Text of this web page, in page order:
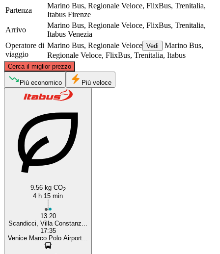
Partenza
Marino Bus, Regionale Veloce, FlixBus, Trenitalia,
Itabus Firenze
Arrivo
Marino Bus, Regionale Veloce, FlixBus, Trenitalia,
Itabus Venezia
Operatore di
viaggio
Marino Bus, Regionale Veloce Vedi
Marino Bus,
Regionale Veloce, FlixBus, Trenitalia, Itabus
Cerca il miglior prezzo
©CARTO , ©OpenStreetMapcontributors
Più economico Più veloce
9.56 kg CO2
4 h 15 min
13:20
Scandicci, Villa Constanz...
17:35
Venice Marco Polo Airport...